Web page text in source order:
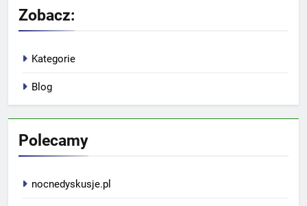
Zobacz:
Kategorie
Blog
Polecamy
nocnedyskusje.pl